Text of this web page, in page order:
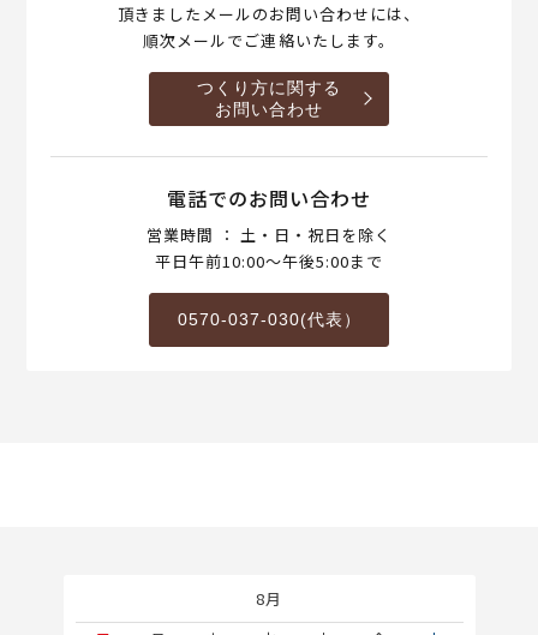
頂きましたメールのお問い合わせには、
順次メールでご連絡いたします。
つくり方に関する
お問い合わせ
電話でのお問い合わせ
営業時間 ： 土・日・祝日を除く
平日午前10:00～午後5:00まで
0570-037-030(代表）
8月